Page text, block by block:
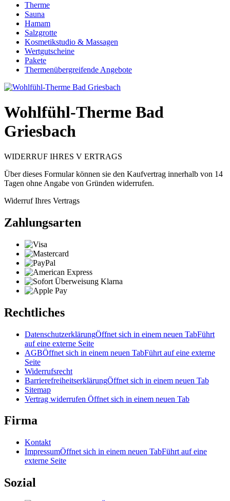
Therme
Sauna
Hamam
Salzgrotte
Kosmetikstudio & Massagen
Wertgutscheine
Pakete
Thermenübergreifende Angebote
Wohlfühl-Therme Bad
Griesbach
WIDERRUF IHRES V ERTRAGS
Über dieses Formular können sie den Kaufvertrag innerhalb von 14
Tagen ohne Angabe von Gründen widerrufen.
Widerruf Ihres Vertrags
Zahlungsarten
Rechtliches
DatenschutzerklärungÖffnet sich in einem neuen TabFührt
auf eine externe Seite
AGBÖffnet sich in einem neuen TabFührt auf eine externe
Seite
Widerrufsrecht
BarrierefreiheitserklärungÖffnet sich in einem neuen Tab
Sitemap
Vertrag widerrufen Öffnet sich in einem neuen Tab
Firma
Kontakt
ImpressumÖffnet sich in einem neuen TabFührt auf eine
externe Seite
Sozial